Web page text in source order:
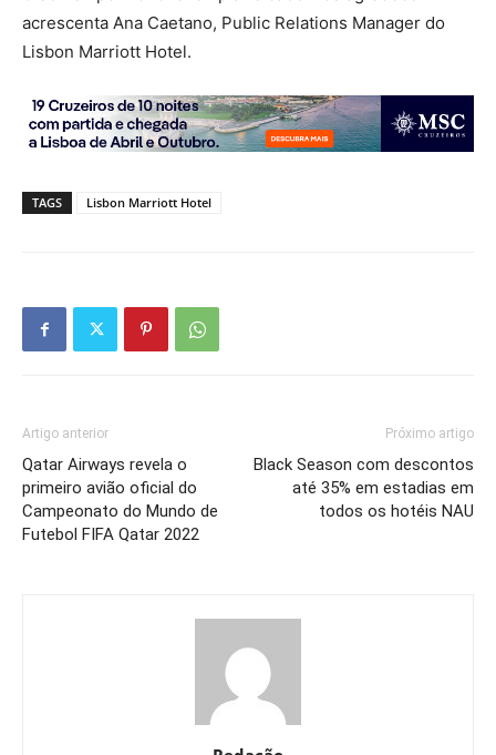
acrescenta Ana Caetano, Public Relations Manager do
Lisbon Marriott Hotel.
TAGS Lisbon Marriott Hotel
Artigo anterior
Qatar Airways revela o
primeiro avião oficial do
Campeonato do Mundo de
Futebol FIFA Qatar 2022
Próximo artigo
Black Season com descontos
até 35% em estadias em
todos os hotéis NAU